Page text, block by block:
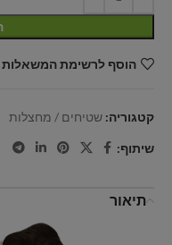
הוסף לרשימת המשאלות
קטגוריה: שטיחים / מחצלות
שיתוף:
תיאור